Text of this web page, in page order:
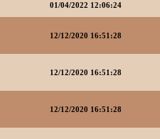
01/04/2022 12:06:24
12/12/2020 16:51:28
12/12/2020 16:51:28
12/12/2020 16:51:28